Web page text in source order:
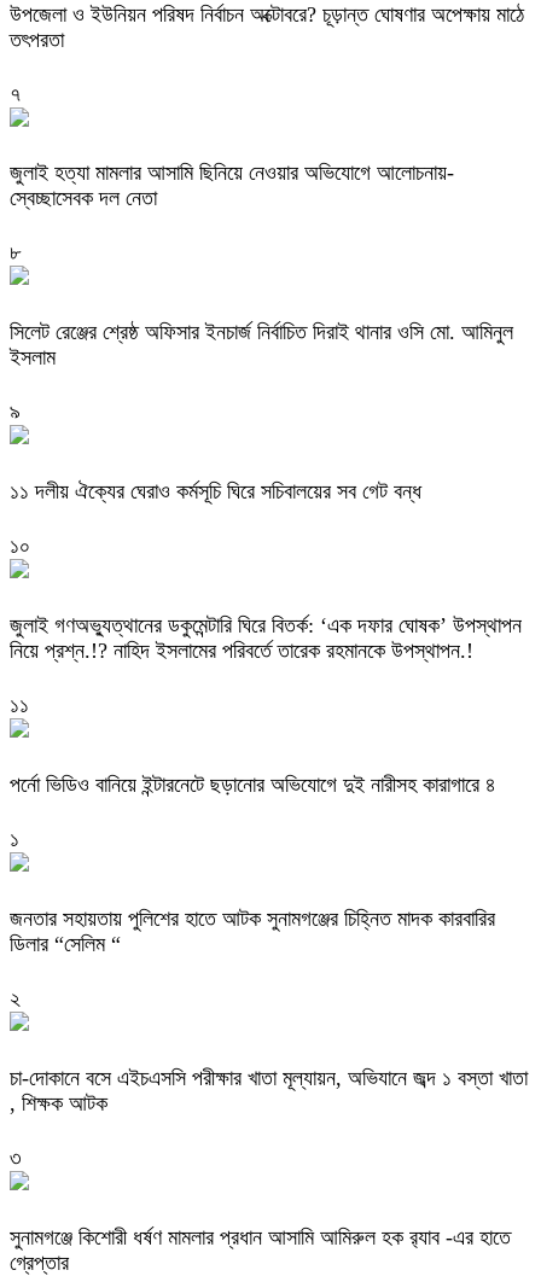
উপজেলা ও ইউনিয়ন পরিষদ নির্বাচন অক্টোবরে? চূড়ান্ত ঘোষণার অপেক্ষায় মাঠে
তৎপরতা
৭
জুলাই হত্যা মামলার আসামি ছিনিয়ে নেওয়ার অভিযোগে আলোচনায়-
স্বেচ্ছাসেবক দল নেতা
৮
‎সিলেট রেঞ্জের শ্রেষ্ঠ অফিসার ইনচার্জ নির্বাচিত দিরাই থানার ওসি মো. আমিনুল
ইসলাম
৯
‎১১ দলীয় ঐক্যের ঘেরাও কর্মসূচি ঘিরে সচিবালয়ের সব গেট বন্ধ
১০
‎জুলাই গণঅভ্যুত্থানের ডকুমেন্টারি ঘিরে বিতর্ক: ‘এক দফার ঘোষক’ উপস্থাপন
নিয়ে প্রশ্ন.!? নাহিদ ইসলামের পরিবর্তে তারেক রহমানকে উপস্থাপন.!
১১
পর্নো ভিডিও বানিয়ে ইন্টারনেটে ছড়ানোর অভিযোগে দুই নারীসহ কারাগারে ৪
১
জনতার সহায়তায় পুলিশের হাতে আটক সুনামগঞ্জের চিহ্নিত মাদক কারবারির
ডিলার “সেলিম “
২
চা-দোকানে বসে এইচএসসি পরীক্ষার খাতা মূল্যায়ন, অভিযানে জব্দ ১ বস্তা খাতা
, শিক্ষক আটক
৩
‎সুনামগঞ্জে কিশোরী ধর্ষণ মামলার প্রধান আসামি আমিরুল হক র‌্যাব -এর হাতে
গ্রেপ্তার